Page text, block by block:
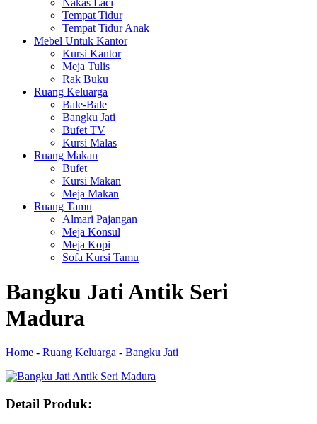
Tempat Tidur
Tempat Tidur Anak
Mebel Untuk Kantor
Kursi Kantor
Meja Tulis
Rak Buku
Ruang Keluarga
Bale-Bale
Bangku Jati
Bufet TV
Kursi Malas
Ruang Makan
Bufet
Kursi Makan
Meja Makan
Ruang Tamu
Almari Pajangan
Meja Konsul
Meja Kopi
Sofa Kursi Tamu
Bangku Jati Antik Seri
Madura
Home - Ruang Keluarga - Bangku Jati
Detail Produk: